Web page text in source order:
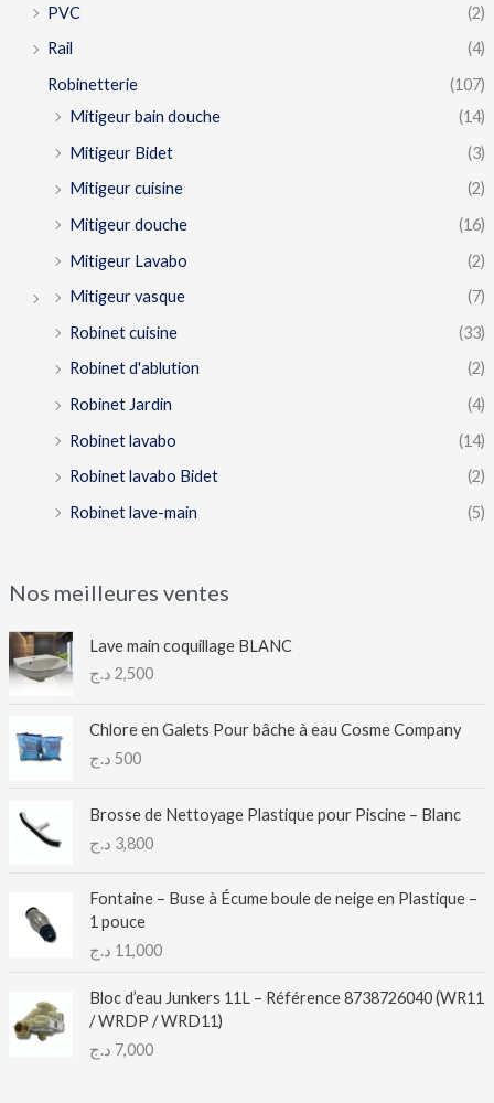
PVC
(2)
Rail
(4)
Robinetterie
(107)
Mitigeur bain douche
(14)
Mitigeur Bidet
(3)
Mitigeur cuisine
(2)
Mitigeur douche
(16)
Mitigeur Lavabo
(2)
Mitigeur vasque
(7)
Robinet cuisine
(33)
Robinet d'ablution
(2)
Robinet Jardin
(4)
Robinet lavabo
(14)
Robinet lavabo Bidet
(2)
Robinet lave-main
(5)
Nos meilleures ventes
Lave main coquillage BLANC
2,500 د.ج
Chlore en Galets Pour bâche à eau Cosme Company
500 د.ج
Brosse de Nettoyage Plastique pour Piscine – Blanc
3,800 د.ج
Fontaine – Buse à Écume boule de neige en Plastique –
1 pouce
11,000 د.ج
Bloc d’eau Junkers 11L – Référence 8738726040 (WR11
/ WRDP / WRD11)
7,000 د.ج